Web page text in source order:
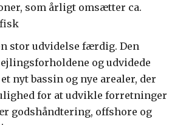
som årligt omsætter ca.
stor udvidelse færdig. Den
og udvidede
nyt bassin og nye arealer, der
for at udvikle forretninger
godshåndtering, offshore og